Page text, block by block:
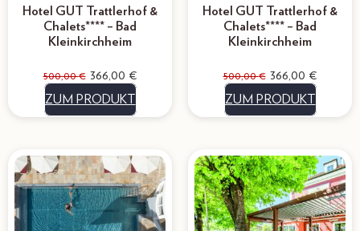
Hotel GUT Trattlerhof &
Chalets**** – Bad
Kleinkirchheim
500,00€ 366,00 €
ZUM PRODUKT
Hotel GUT Trattlerhof &
Chalets**** – Bad
Kleinkirchheim
500,00€ 366,00 €
ZUM PRODUKT